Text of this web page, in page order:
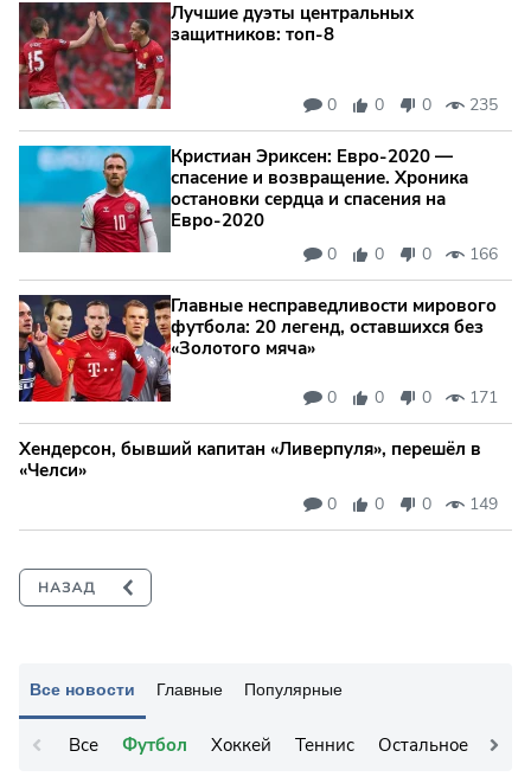
Все новости Главные Популярные
Все Футбол Хоккей Теннис Остальное
Лучшие дуэты центральных
защитников: топ‑8
0 0 0 235
Кристиан Эриксен: Евро‑2020 —
спасение и возвращение. Хроника
остановки сердца и спасения на
Евро‑2020
0 0 0 166
Главные несправедливости мирового
футбола: 20 легенд, оставшихся без
«Золотого мяча»
0 0 0 171
Хендерсон, бывший капитан «Ливерпуля», перешёл в
«Челси»
0 0 0 149